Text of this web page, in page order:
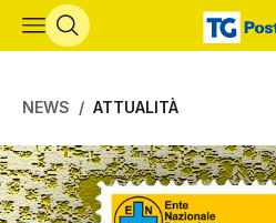
Vai al contenuto principale
NEWS ATTUALITÀ